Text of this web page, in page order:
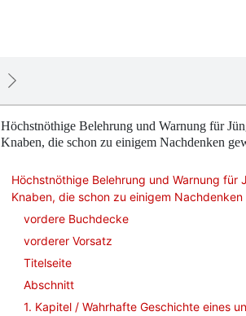
Höchstnöthige Belehrung und Warnung für
Knaben, die schon zu einigem Nachdenken
Höchstnöthige Belehrung und Warnung für
Knaben, die schon zu einigem
vordere Buchdecke
vorderer Vorsatz
Titelseite
Abschnitt
1. Kapitel / Wahrhafte Geschichte eines